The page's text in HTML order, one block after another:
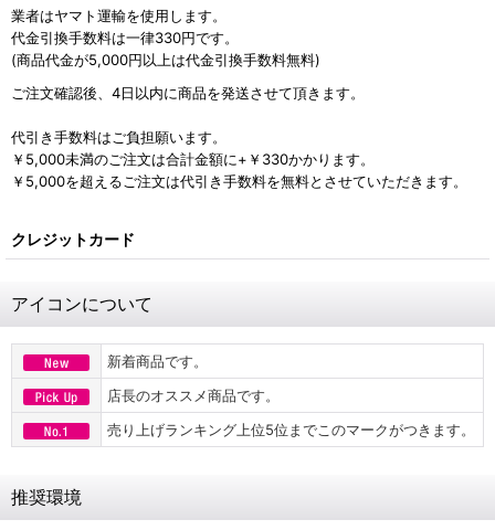
業者はヤマト運輸を使用します。
代金引換手数料は一律330円です。
(商品代金が5,000円以上は代金引換手数料無料)
ご注文確認後、4日以内に商品を発送させて頂きます。
代引き手数料はご負担願います。
￥5,000未満のご注文は合計金額に+￥330かかります。
￥5,000を超えるご注文は代引き手数料を無料とさせていただきます。
クレジットカード
アイコンについて
新着商品です。
店長のオススメ商品です。
売り上げランキング上位5位までこのマークがつきます。
推奨環境